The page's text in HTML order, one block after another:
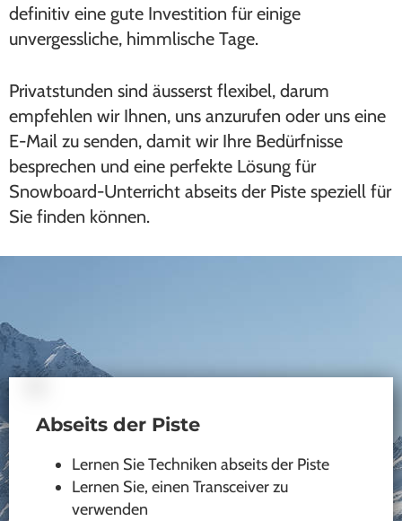
definitiv eine gute Investition für einige
unvergessliche, himmlische Tage.
Privatstunden sind äusserst flexibel, darum
empfehlen wir Ihnen, uns anzurufen oder uns eine
E-Mail zu senden, damit wir Ihre Bedürfnisse
besprechen und eine perfekte Lösung für
Snowboard-Unterricht abseits der Piste speziell für
Sie finden können.
Abseits der Piste
Lernen Sie Techniken abseits der Piste
Lernen Sie, einen Transceiver zu
verwenden